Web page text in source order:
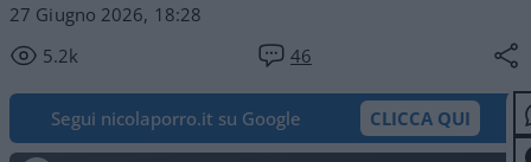
27 Giugno 2026, 18:28
5.2k
46
Segui nicolaporro.it su Google CLICCA QUI